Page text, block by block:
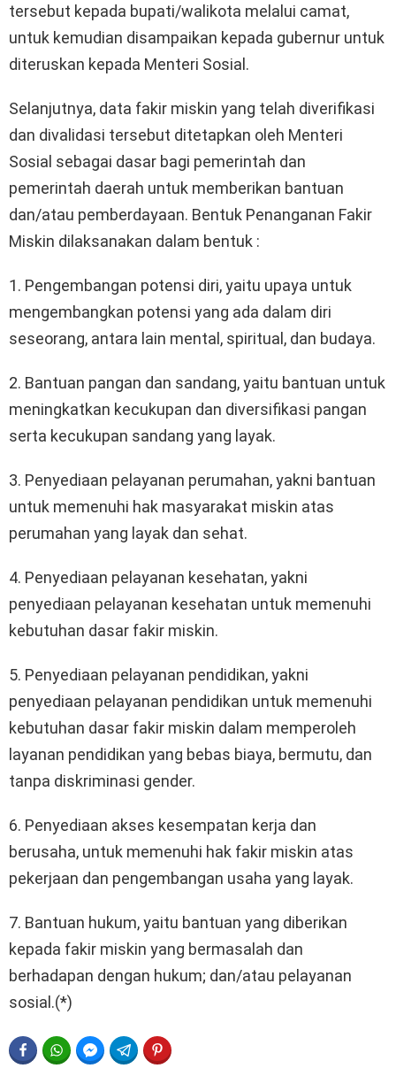
tersebut kepada bupati/walikota melalui camat,
untuk kemudian disampaikan kepada gubernur untuk
diteruskan kepada Menteri Sosial.
Selanjutnya, data fakir miskin yang telah diverifikasi
dan divalidasi tersebut ditetapkan oleh Menteri
Sosial sebagai dasar bagi pemerintah dan
pemerintah daerah untuk memberikan bantuan
dan/atau pemberdayaan. Bentuk Penanganan Fakir
Miskin dilaksanakan dalam bentuk :
1. Pengembangan potensi diri, yaitu upaya untuk
mengembangkan potensi yang ada dalam diri
seseorang, antara lain mental, spiritual, dan budaya.
2. Bantuan pangan dan sandang, yaitu bantuan untuk
meningkatkan kecukupan dan diversifikasi pangan
serta kecukupan sandang yang layak.
3. Penyediaan pelayanan perumahan, yakni bantuan
untuk memenuhi hak masyarakat miskin atas
perumahan yang layak dan sehat.
4. Penyediaan pelayanan kesehatan, yakni
penyediaan pelayanan kesehatan untuk memenuhi
kebutuhan dasar fakir miskin.
5. Penyediaan pelayanan pendidikan, yakni
penyediaan pelayanan pendidikan untuk memenuhi
kebutuhan dasar fakir miskin dalam memperoleh
layanan pendidikan yang bebas biaya, bermutu, dan
tanpa diskriminasi gender.
6. Penyediaan akses kesempatan kerja dan
berusaha, untuk memenuhi hak fakir miskin atas
pekerjaan dan pengembangan usaha yang layak.
7. Bantuan hukum, yaitu bantuan yang diberikan
kepada fakir miskin yang bermasalah dan
berhadapan dengan hukum; dan/atau pelayanan
sosial.(*)
FACEBOOKWHATSAPPFACEBOOK MESSENGER
TELEGRAM